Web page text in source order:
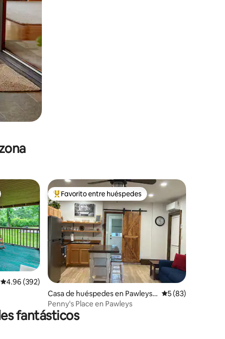
huéspedes
Calificación promedio: 4.96 de 5; 392 evaluaciones
4.96 (392)
De los mejores en Favorito entre huéspedes
Favorito entre huéspedes
Casa de huéspedes en Pawleys I
sland
Calificación
5 (83)
Penny's Place en Pawleys
fantásticos